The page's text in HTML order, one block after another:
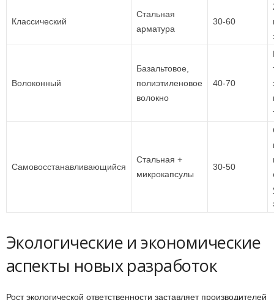
Классический
Стальная
арматура
30-60
Волоконный
Базальтовое,
полиэтиленовое
волокно
40-70
Самовосстанавливающийся
Стальная +
микрокапсулы
30-50
Экологические и экономические
аспекты новых разработок
Рост экологической ответственности заставляет производителей